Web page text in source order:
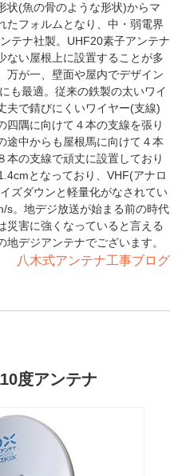
状(魚の骨のような形状)からマ
たフォルムとなり、中・弱電界
テナ社製。UHF20素子アンテナ
ない屋根上に設置することが多
万が一、壁面や屋内でデザイン
も最適。従来の鉄製の太いワイ
夫で錆びにくいワイヤー(支線)
四隅に向けて４本の支線を張り
途中からも屋根馬に向けて４本
本の支線で頑丈に設置しており
となっており、VHF(アナロ
ズダウンと軽量化がなされてい
s。地デジ放送が始まる前の時代
災害に強くなっていると言える
デジアンテナでございます。
八木式アンテナ工事ブログ
度アンテナ